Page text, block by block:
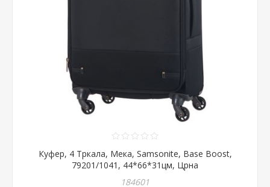
Куфер, 4 Тркала, Мека, Samsonite, Base Boost,
79201/1041, 44*66*31цм, Црна
184601